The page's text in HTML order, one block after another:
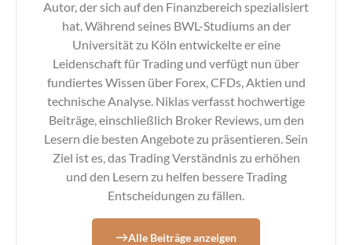
Autor, der sich auf den Finanzbereich spezialisiert
hat. Während seines BWL-Studiums an der
Universität zu Köln entwickelte er eine
Leidenschaft für Trading und verfügt nun über
fundiertes Wissen über Forex, CFDs, Aktien und
technische Analyse. Niklas verfasst hochwertige
Beiträge, einschließlich Broker Reviews, um den
Lesern die besten Angebote zu präsentieren. Sein
Ziel ist es, das Trading Verständnis zu erhöhen
und den Lesern zu helfen bessere Trading
Entscheidungen zu fällen.
Alle Beiträge anzeigen